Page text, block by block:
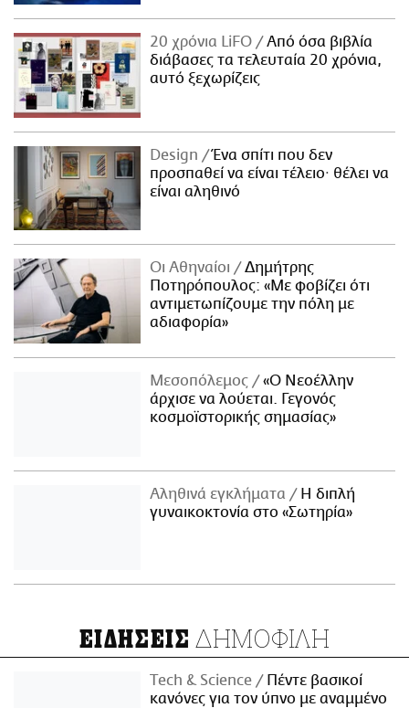
20 χρόνια LiFO
Από όσα βιβλία
διάβασες τα τελευταία 20 χρόνια,
αυτό ξεχωρίζεις
Design
Ένα σπίτι που δεν
προσπαθεί να είναι τέλειο· θέλει να
είναι αληθινό
Οι Αθηναίοι
Δημήτρης
Ποτηρόπουλος: «Με φοβίζει ότι
αντιμετωπίζουμε την πόλη με
αδιαφορία»
Μεσοπόλεμος
«Ο Νεοέλλην
άρχισε να λούεται. Γεγονός
κοσμοϊστορικής σημασίας»
Αληθινά εγκλήματα
Η διπλή
γυναικοκτονία στο «Σωτηρία»
ΕΙΔΗΣΕΙΣ ΔΗΜΟΦΙΛΗ
Τech & Science
Πέντε βασικοί
κανόνες για τον ύπνο με αναμμένο